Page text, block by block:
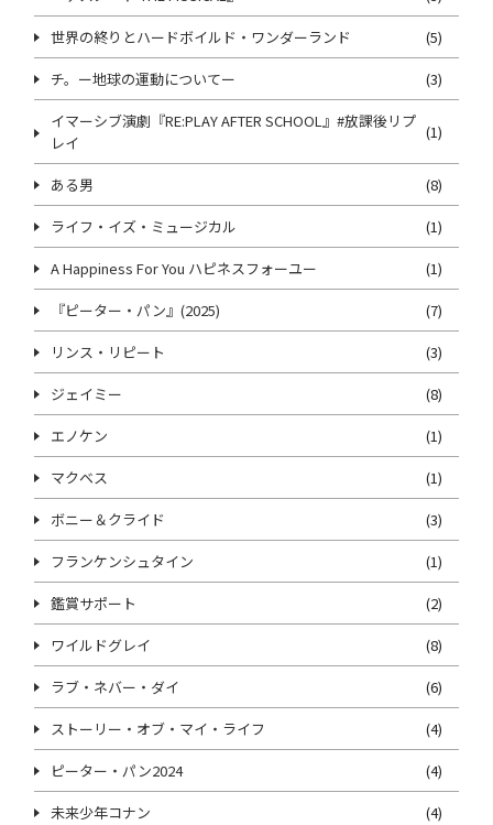
世界の終りとハードボイルド・ワンダーランド
(5)
チ。ー地球の運動についてー
(3)
イマーシブ演劇『RE:PLAY AFTER SCHOOL』#放課後リプ
レイ
(1)
ある男
(8)
ライフ・イズ・ミュージカル
(1)
A Happiness For You ハピネスフォーユー
(1)
『ピーター・パン』(2025)
(7)
リンス・リピート
(3)
ジェイミー
(8)
エノケン
(1)
マクベス
(1)
ボニー＆クライド
(3)
フランケンシュタイン
(1)
鑑賞サポート
(2)
ワイルドグレイ
(8)
ラブ・ネバー・ダイ
(6)
ストーリー・オブ・マイ・ライフ
(4)
ピーター・パン2024
(4)
未来少年コナン
(4)